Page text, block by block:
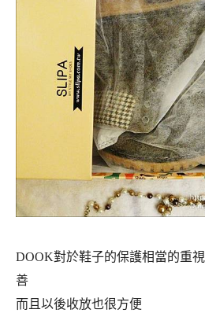
DOOK對於鞋子的保護相當的重
善
而且以後收放也很方便